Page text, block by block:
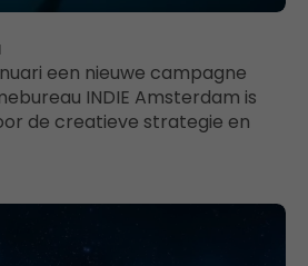
een nieuwe campagne
INDIE Amsterdam is
de creatieve strategie en